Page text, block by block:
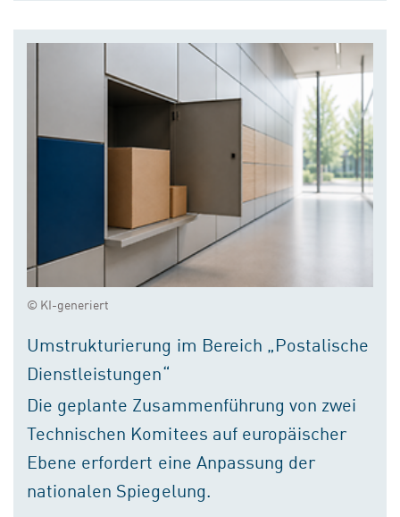
© KI-generiert
Umstrukturierung im Bereich „Postalische
Dienstleistungen“
Die geplante Zusammenführung von zwei
Technischen Komitees auf europäischer
Ebene erfordert eine Anpassung der
nationalen Spiegelung.